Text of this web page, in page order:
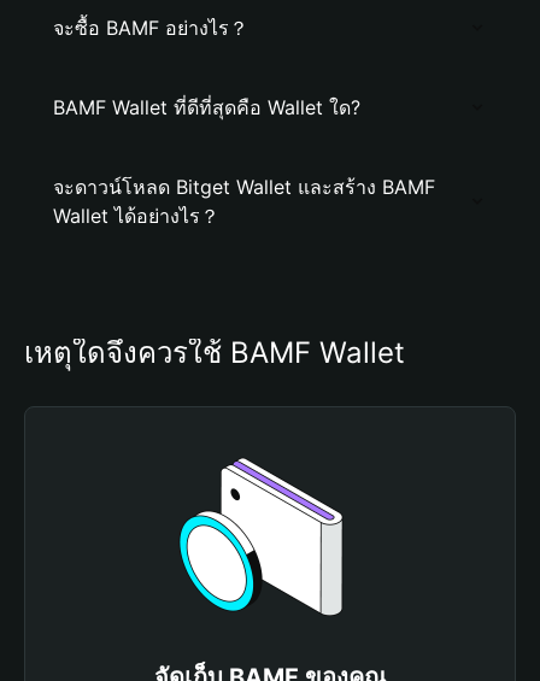
จะซื้อ BAMF อย่างไร？
BAMF Wallet ที่ดีที่สุดคือ Wallet ใด?
จะดาวน์โหลด Bitget Wallet และสร้าง BAMF
Wallet ได้อย่างไร？
เหตุใดจึงควรใช้ BAMF Wallet